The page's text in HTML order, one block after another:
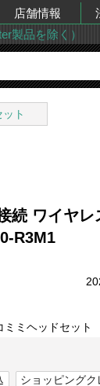
店舗情報
製品を除く）
ト
ワイヤレ
R3M1
ミヘッドセット
ショッピングク